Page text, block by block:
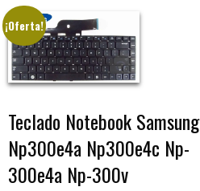
¡Oferta!
Teclado Notebook Samsung
Np300e4a Np300e4c Np-
300e4a Np-300v